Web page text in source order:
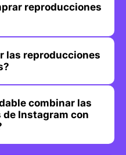
reproducciones
las reproducciones
combinar las
Instagram con